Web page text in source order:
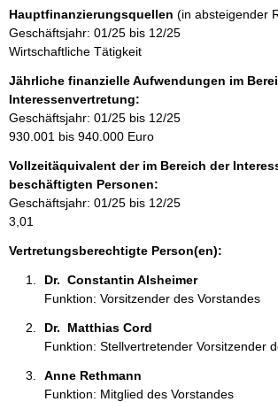
a
t
i
n
e
n
:
et
a
k
t
i
n
f
r
m
a
t
i
Hauptfinanzierungsquellen (in absteigender
Geschäftsjahr: 01/25 bis 12/25
Wirtschaftliche Tätigkeit
Jährliche finanzielle Aufwendungen im
Interessenvertretung:
Geschäftsjahr: 01/25 bis 12/25
930.001 bis 940.000 Euro
Vollzeitäquivalent der im Bereich der
beschäftigten Personen:
Geschäftsjahr: 01/25 bis 12/25
3,01
Vertretungsberechtigte Person(en):
Dr.  Constantin Alsheimer
Funktion: Vorsitzender des Vorstandes
Dr.  Matthias Cord
Funktion: Stellvertretender Vorsitzender
Anne Rethmann
Funktion: Mitglied des Vorstandes